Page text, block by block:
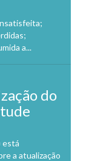
a...
do
está
a atualização